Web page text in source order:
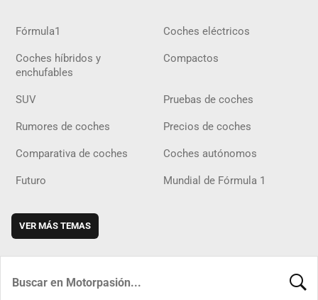
Fórmula1 Coches eléctricos
Coches híbridos y
enchufables
Compactos
SUV Pruebas de coches
Rumores de coches Precios de coches
Comparativa de coches Coches autónomos
Futuro Mundial de Fórmula 1
VER MÁS TEMAS